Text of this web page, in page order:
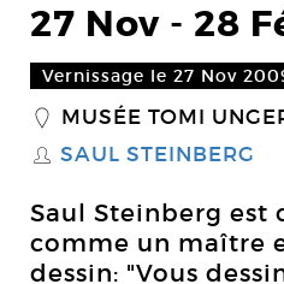
27 Nov - 28
Vernissage le 27 Nov
_ MUSÉE TOMI
S SAUL STEINBERG
Saul Steinberg est
comme un maître
dessin: "Vous